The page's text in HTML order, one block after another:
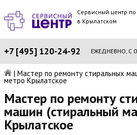
Сервисный центр
в Крылатском
+7 [495] 120-24-92 ЕЖЕДНЕВНО, С
| Мастер по ремонту стиральных
метро Крылатское
Мастер по ремонту
машин (стиральный
Крылатское